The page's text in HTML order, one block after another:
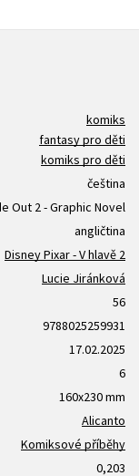
komiks
fantasy pro děti
komiks pro děti
čeština
Out 2 - Graphic Novel
angličtina
Disney Pixar - V hlavě 2
Lucie Jiránková
56
9788025259931
17.02.2025
6
160x230 mm
Alicanto
Komiksové příběhy
0,203